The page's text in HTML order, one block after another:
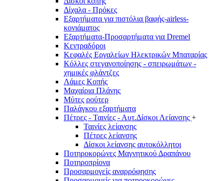
Δίχαλα - Πρόκες
Εξαρτήματα για πιστόλια βαφής-airless-
κονιάματος
Εξαρτήματα-Προσαρτήματα για Dremel
Κεντραδόροι
Κεφαλές Εργαλείων Ηλεκτρικών Μπαταρίας
Κόλλες στεγανοποίησης - σπειρωμάτων -
χημικές φλάντζες
Λάμες Κοπής
Μαχαίρια Πλάνης
Μύτες ρούτερ
Παλάγκου εξαρτήματα
Πέτρες - Ταινίες - Αυτ.Δίσκοι Λείανσης +
Ταινίες λείανσης
Πέτρες λείανσης
Δίσκοι λείανσης αυτοκόλλητοι
Ποτηροκορώνες Μαγνητικού Δραπάνου
Ποτηροπρίονα
Προσαρμογείς αναρρόφησης